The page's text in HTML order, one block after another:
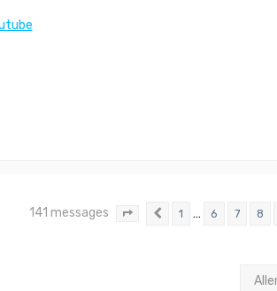
141 messages Page 10sur 10
Précédent
1 … 6 7 8